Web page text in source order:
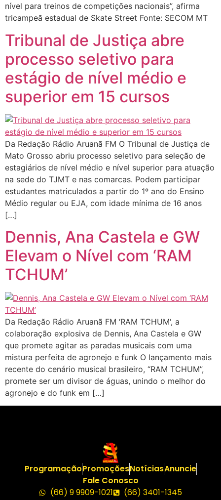
nível para treinos de competições nacionais”, afirma
tricampeã estadual de Skate Street Fonte: SECOM MT
Tribunal de Justiça abre
processo seletivo para
estágio de nível médio e
superior em 15 cursos
Da Redação Rádio Aruanã FM O Tribunal de Justiça de
Mato Grosso abriu processo seletivo para seleção de
estagiários de nível médio e nível superior para atuação
na sede do TJMT e nas comarcas. Podem participar
estudantes matriculados a partir do 1º ano do Ensino
Médio regular ou EJA, com idade mínima de 16 anos
[…]
Dennis, Ana Castela e GW
Elevam o Nível com ‘RAM
TCHUM’
Da Redação Rádio Aruanã FM ‘RAM TCHUM‘, a
colaboração explosiva de Dennis, Ana Castela e GW
que promete agitar as paradas musicais com uma
mistura perfeita de agronejo e funk O lançamento mais
recente do cenário musical brasileiro, “RAM TCHUM”,
promete ser um divisor de águas, unindo o melhor do
agronejo e do funk em […]
ProgramaçãoPromoçõesNotíciasAnuncie
Fale Conosco
(66) 9 9909-1021
(66) 3401-1345